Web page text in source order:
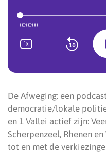
De Afweging: een
democratie/lokale
en 1 Vallei actief zijn:
Scherpenzeel, Rhenen
tot en met de